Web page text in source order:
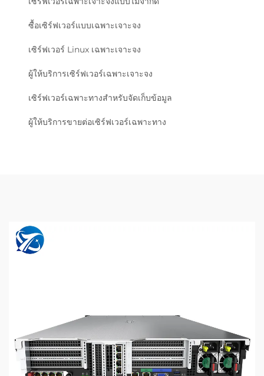
ซื้อเซิร์ฟเวอร์แบบเฉพาะเจาะจง
เซิร์ฟเวอร์ Linux เฉพาะเจาะจง
ผู้ให้บริการเซิร์ฟเวอร์เฉพาะเจาะจง
เซิร์ฟเวอร์เฉพาะทางสำหรับจัดเก็บข้อมูล
ผู้ให้บริการขายต่อเซิร์ฟเวอร์เฉพาะทาง